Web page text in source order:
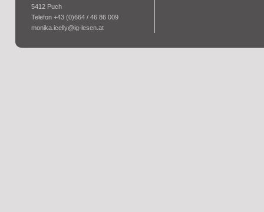
5412 Puch
Telefon +43 (0)664 / 46 86 009
monika.icelly@ig-lesen.at